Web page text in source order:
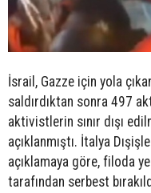
İsrail, Gazze için yola
saldırdıktan sonra 497
aktivistlerin sınır dışı
açıklanmıştı. İtalya
açıklamaya göre, filoda
tarafından serbest